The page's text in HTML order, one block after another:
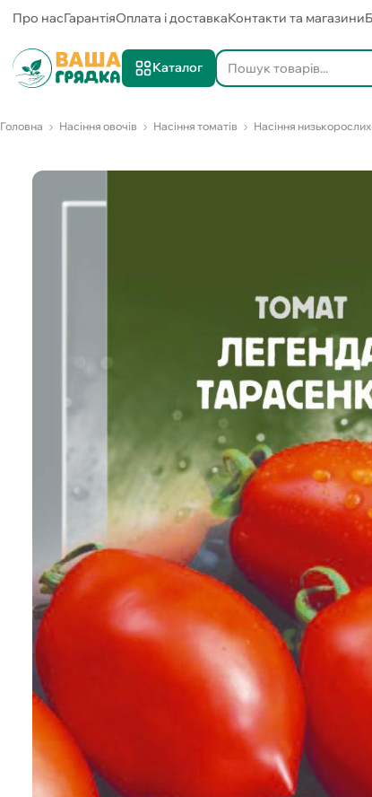
Про насГарантіяОплата і доставкаКонтакти та магазини
Каталог
Головна Насіння овочів Насіння томатів Насіння низькорослих